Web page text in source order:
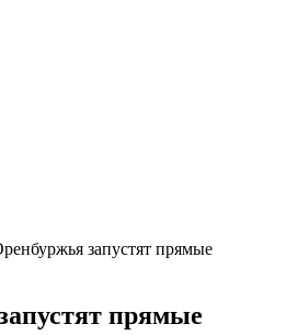
запустят прямые
прямые